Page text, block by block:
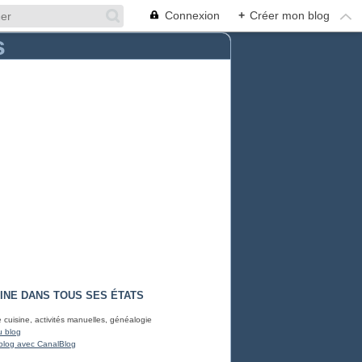
Connexion + Créer mon blog
DANS TOUS SES ÉTATS
cuisine, activités manuelles, généalogie
blog
avec CanalBlog